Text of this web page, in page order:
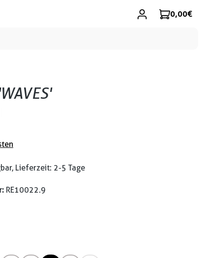
0,00 €
Lieferzeit: 2-5 Tage
RE10022.9